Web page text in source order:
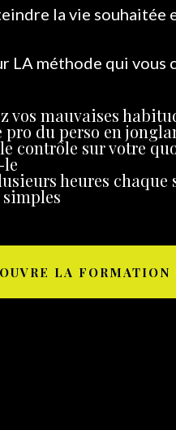
la vie souhaitée
LA méthode qui vous
vos mauvaises
pro du perso en
contrôle sur votre
heures chaque
LA FORMATION